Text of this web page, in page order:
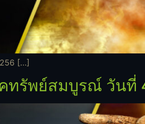
[…]
ทรัพย์สมบูรณ์ วันที่